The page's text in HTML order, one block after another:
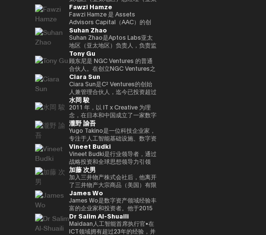
发布。此外，它领导了日本金融科
技公司的收购和采购经理人指数
（收购后整合），为加强谷歌在金
融科技领域的影响力做出了贡献。
在此之前，他负责监督美洲的全球
现金管理平台，并在三井住友银行
和JRI America（纽约）向巴西市
场扩张。他在传统金融和技术方面
拥有丰富的经验。获得欧洲工商管
理学院工商管理硕士学位。毕业于
南山大学政策管理学院。
商业中使用区块链技术。
科技编辑。自25年起担任《日经
财经》副主编。合著了《加密货币
泡沫》和《NFT 教科书》。
地区负责人）。自2017年以来，
该非营利组织一直专注于莱特币
（LTC）的推广、开发和生态系统
的发展。Robbie在数字资产/加密
资产（加密）领域工作了11年，
并支持了全球交易所、钱包、隐私
工具以及莱特币基金会活动之外的
各种项目的建立、共同创立和启
动。作为亚太区总经理，Robbie
负责与该地区的机构投资者、监管
机构和政府建立关系并扩大莱特币
的影响力。此外，他还代表莱特币
出席会议、峰会和媒体，除了在工
作量证明峰会、AusCrypto、区
块链中心和莱特币峰会上发表主题
演讲外，他还出现在CIS、Token
2049等的炉边和小组讨论会上。
此外，在Web3邻近区域，他共同
创立了马来西亚新银行（收购）和
电子钱包。此外，他还曾在多家初
创企业担任金融科技、医疗技术、
人工智能企业等战略顾问的重要职
务。
Fawzi Hamze
Fawzi Hamze 是 Assets
Advisors Capital（AAC）的创
始人兼董事长。AAC 是一家国际
投资与咨询控股集团，在东京与阿
联酋之间开展业务。AAC 负责管
理一系列专业机构的投资组合，业
务涵盖房地产投资、金融咨询、数
字资产基础设施以及科技创业项
目，致力于为希望在亚洲和海湾地
区获得结构化投资机会的国际投资
者和机构提供支持。 Hamze 在国
际金融和跨境交易领域拥有超过
15年的经验，与参与全球资本配
置和战略投资项目的私人投资者、
家族办公室以及机构合作伙伴保持
密切合作。 他的工作重点在于传
统资本市场与新兴数字基础设施的
融合，包括现实世界资产
（RWA）框架、基于区块链的投
资平台，以及机构进入不断发展的
Web3 生态系统的通道。 Hamze
还经常参与国际金融科技和 Web3
领域的讨论，围绕全球资本市场未
来架构以及区块链技术如何融入受
监管的金融体系发表见解。
Suhan Zhao
Suhan Zhao是Aptos Labs亚太
地区（亚太地区）负责人，负责监
督Aptos的区域战略、业务增长和
战略合作伙伴关系，Aptos是一款
面向机构投资者的高性能公共第一
层区块链。在加入Aptos Labs之
前，他在Ripple Labs领导了亚太
地区的重大战略合作伙伴关系和市
场网络扩张，并在与金融机构、银
行和企业公司密切合作的同时，促
进了区块链的社会实施和传播。在
他职业生涯的早期，他曾在摩根大
通和标普环球工作，并在新加坡和
伦敦积累了企业银行和大宗商品市
场的专业知识。
Tony Gu
顾东尼是 NGC Ventures 的普通
合伙人。在创立NGC Ventures之
前，他是跨境收购咨询公司
Rhodium Capital的普通合伙
人。Tony专注于北亚国家的大规
模收购交易，并在科技、金融服务
和消费领域完成了多笔交易，总交
易额超过10亿美元。
Ciara Sun
Ciara Sun是C² Ventures的创始
人兼管理合伙人，迄今已投资超过
150万美元，专注于帮助开发人员
构建和扩展下一代Web3应用程
序。在成立C² Ventures之前，他
曾担任火币集团副总裁，负责监督
全球业务发展、全球市场、机构投
资者部门、合作伙伴关系、区块链
项目上市、孵化和投资部门。作为
区块链领域的领先女性领导者，
Ciara受邀参加世界各地的活动。
她在推特上拥有超过20万粉丝，
她被描述为 “来自亚洲的全球女性
加密货币领袖”。她还是性别平等
的坚定支持者，并成立了非政府组
织 “Women Who Crypto”。
水岡 駿
2011 年，以 IT x Creative 为理
念，在日本和中国成立了一家数字
营销机构。2017年，他与他人共
同创立了定制手表制造商
UNDONE JAPAN。被任命为总裁
兼首席执行官。他还担任多家公司
的技术顾问。 2019/11 年，
UPBOND Co., Ltd. 成立。被任命
为总裁兼首席执行官。该公司提供
了一款Web3钱包 “UPBOND钱
包”，它实现了消费者可以轻松使
用的用户界面/用户体验。此外，
我们正在与在知识产权行业、建筑
行业、零售行业等领域开展先进举
措的大型公司认真推进一项利用
Web3 的共同创造项目。
瀧野 諭吾
Yugo Takino是一位科技企业家，
专注于人工智能基础设施、数字资
产和下一代金融系统的融合领域。
2025/6年，我就任艾尔有限公司
（东京证券交易所：2334）的总
裁兼首席执行官。目前，该公司正
在发展成为一个以人工智能计算基
础设施和加密原生金融服务为中心
的技术平台。此外，我们正在推广
人工智能时代的新金融平台 “Neo
Crypto Bank” 的概念，我们的目
标是整合加密资产资金管理、贷款
基础设施和可编程金融应用程序。
展望人工智能代理参与经济活动的
Vineet Budki
Vineet Budki是行业领导者，通过
战略投资和全球思想领导力引领
Web3行业的增长。 作为专门从事
1亿美元加密资产的基金Sigma
Capital的首席执行官，他设定了
在对去中心化生态系统的坚定承诺
下，在3年内投资100多家区块链
初创公司的目标。到目前为止，投
资组合包括300多个项目，包括
Mysten Labs（Sui）、Gunzilla
和Peaq Network，这些项目显示
加藤 次男
加入三井物产株式会社后，他离开
了三井物产大宗商品（美国）有限
公司首席执行官、英国三井物产大
宗商品有限公司首席运营官、三井
物产总部产品市场经理、数字资产
市场专职总监。数字大宗商品总裁
兼首席执行官，三井物产株式会社
企业发展部主任，于2023/12年离
James Wo
James Wo是数字资产领域经验丰
富的企业家和投资者。他于2015
年创立了DFG，管理的资产超过
10亿美元。他还是Ledger、
Coinlist、Circle和ChainSafe等
Dr Salim Al-Shuaili
Maidaan人工智能首席执行官•在
ICT领域拥有超过23年的经验，并